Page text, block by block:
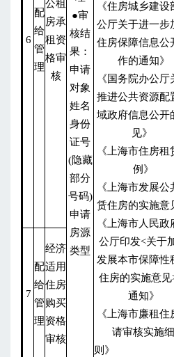
6
配
给
管
理
公租
房承
租资
格审
核
●审
核结
果：
申请
对象
姓名
身份
证号
(隐藏
部分
号码)
申请
房源
类型
《住房城乡建设
公厅关于进一步
住房保障信息公
作的通知》
《国务院办公厅
推进公共资源配
域政府信息公开
见》
《上海市住房租
例》
《上海市发展公
赁住房的实施意
《上海市人民政
公厅印发<关于
发展本市保障性
住房的实施意见
通知》
《上海市廉租住
请审核实施细
则
7
配
给
管
理
经济
适用
住房
购买
资格
审核